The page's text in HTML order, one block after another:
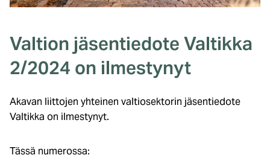
Valtion jäsentiedote Valtikka
2/2024 on ilmestynyt
Akavan liittojen yhteinen valtiosektorin jäsentiedote
Valtikka on ilmestynyt.
Tässä numerossa: